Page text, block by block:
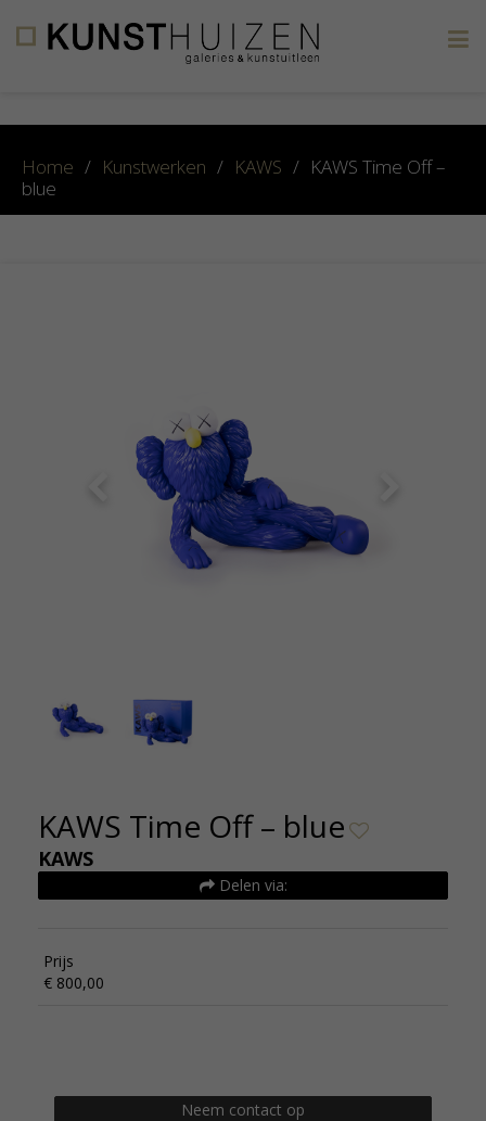
Home / Kunstwerken / KAWS / KAWS Time Off –
blue
KAWS Time Off – blue
KAWS
Delen via:
Prijs
€ 800,00
Neem contact op